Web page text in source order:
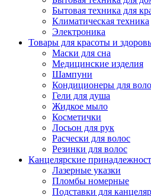
Бытовая техника для
Климатическая техника
Электроника
Товары для красоты и
Маски для сна
Медицинские изделия
Шампуни
Кондиционеры для
Гели для душа
Жидкое мыло
Косметички
Лосьон для рук
Расчески для волос
Резинки для волос
Канцелярские
Лазерные указки
Пломбы номерные
Подставки для